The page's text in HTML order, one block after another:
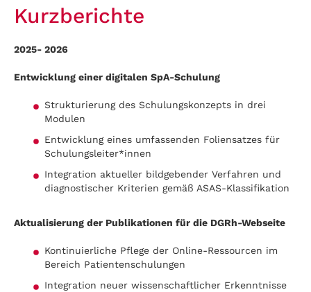
Kurzberichte
2025- 2026
Entwicklung einer digitalen SpA-Schulung
Strukturierung des Schulungskonzepts in drei
Modulen
Entwicklung eines umfassenden Foliensatzes für
Schulungsleiter*innen
Integration aktueller bildgebender Verfahren und
diagnostischer Kriterien gemäß ASAS-Klassifikation
Aktualisierung der Publikationen für die DGRh-Webseite
Kontinuierliche Pflege der Online-Ressourcen im
Bereich Patientenschulungen
Integration neuer wissenschaftlicher Erkenntnisse